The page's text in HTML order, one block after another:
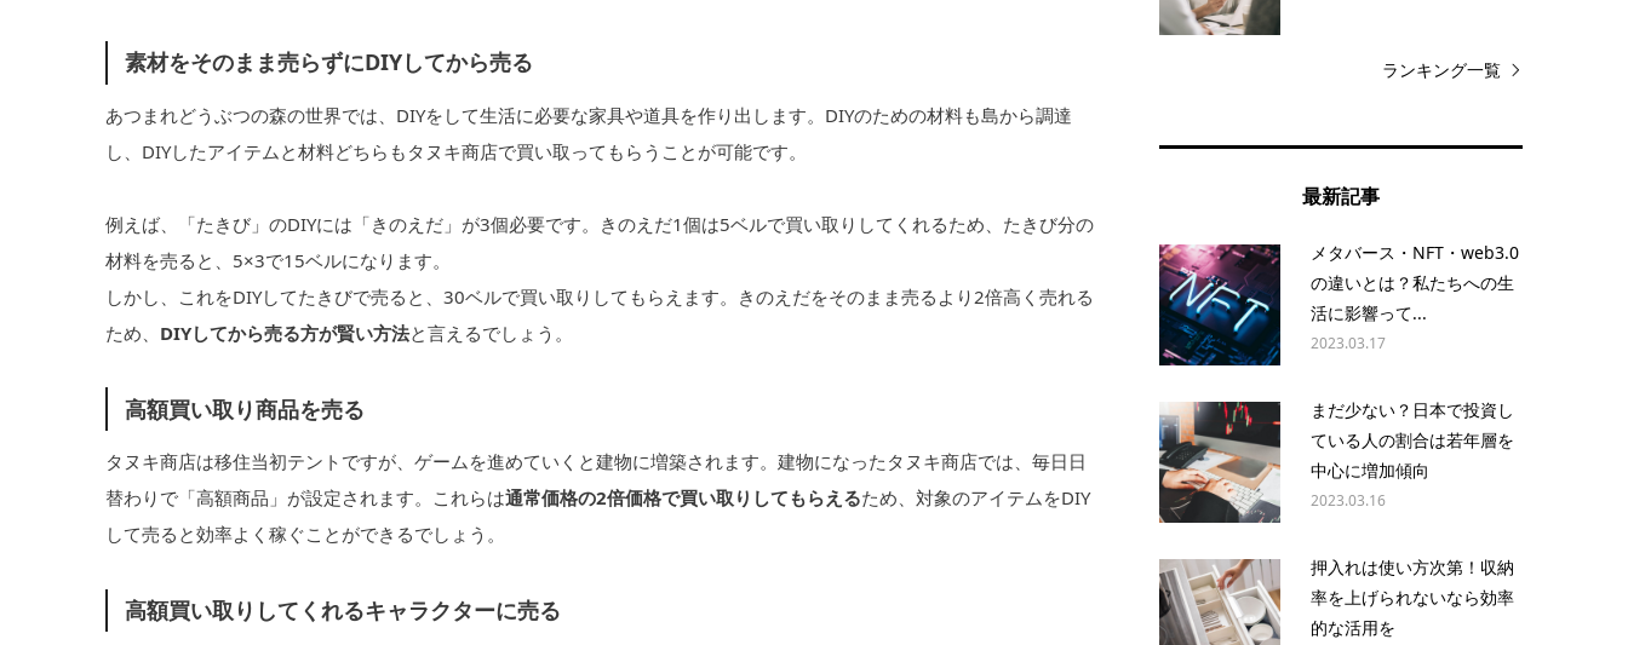
素材をそのまま売らずにDIYしてから売る
あつまれどうぶつの森の世界では、DIYをして生活に必要な家具や道具を作り出します。DIYのための材料も島から調達
し、DIYしたアイテムと材料どちらもタヌキ商店で買い取ってもらうことが可能です。
例えば、「たきび」のDIYには「きのえだ」が3個必要です。きのえだ1個は5ベルで買い取りしてくれるため、たきび分の
材料を売ると、5×3で15ベルになります。
しかし、これをDIYしてたきびで売ると、30ベルで買い取りしてもらえます。きのえだをそのまま売るより2倍高く売れる
ため、 DIYしてから売る方が賢い方法と言えるでしょう。
高額買い取り商品を売る
タヌキ商店は移住当初テントですが、ゲームを進めていくと建物に増築されます。建物になったタヌキ商店では、毎日日
替わりで「高額商品」が設定されます。これらは通常価格の2倍価格で買い取りしてもらえるため、対象のアイテムをDIY
して売ると効率よく稼ぐことができるでしょう。
高額買い取りしてくれるキャラクターに売る
ランキング一覧
最新記事
メタバース・NFT・web3.0
の違いとは？私たちへの生
活に影響って...
2023.03.17
まだ少ない？日本で投資し
ている人の割合は若年層を
中心に増加傾向
2023.03.16
押入れは使い方次第！収納
率を上げられないなら効率
的な活用を